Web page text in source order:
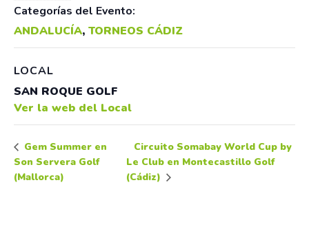
Categorías del Evento:
ANDALUCÍA, TORNEOS CÁDIZ
LOCAL
SAN ROQUE GOLF
Ver la web del Local
Gem Summer en
Son Servera Golf
(Mallorca)
Circuito Somabay World Cup by
Le Club en Montecastillo Golf
(Cádiz)